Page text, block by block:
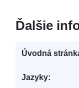
Ďalšie
Úvodná
Jazyky: